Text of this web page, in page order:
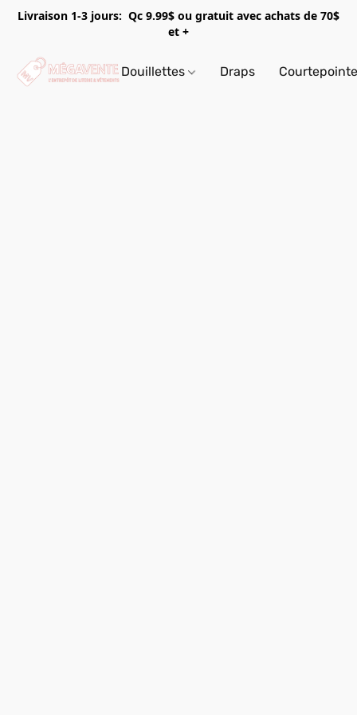
Livraison 1-3 jours: Qc 9.99$ ou gratuit avec achats de 70$
et +
Douillettes Draps